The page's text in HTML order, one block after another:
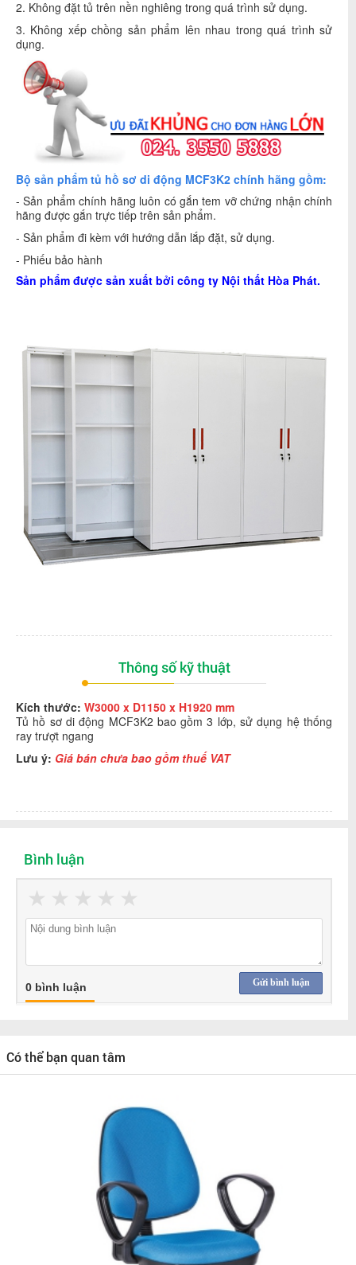
2. Không đặt tủ trên nền nghiêng trong quá trình sử dụng.
3. Không xếp chồng sản phẩm lên nhau trong quá trình sử
dụng.
Bộ sản phẩm tủ hồ sơ di động MCF3K2 chính hãng gồm:
- Sản phẩm chính hãng luôn có gắn tem vỡ chứng nhận chính
hãng được gắn trực tiếp trên sản phẩm.
- Sản phẩm đi kèm với hướng dẫn lắp đặt, sử dụng.
- Phiếu bảo hành
Sản phẩm được sản xuất bởi công ty Nội thất Hòa Phát.
Thông số kỹ thuật
Kích thước: W3000 x D1150 x H1920 mm
Tủ hồ sơ di động MCF3K2 bao gồm 3 lớp, sử dụng hệ thống
ray trượt ngang
Lưu ý: Giá bán chưa bao gồm thuế VAT
Bình luận
★
★
★
★
★
Gửi bình luận
0 bình luận
Có thể bạn quan tâm